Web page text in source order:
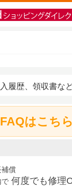
履歴、領収書な
FAQはこちら
補償
で 何度でも修理